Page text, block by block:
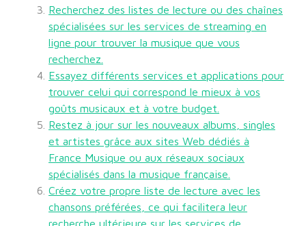
Recherchez des listes de lecture ou des chaînes
spécialisées sur les services de streaming en
ligne pour trouver la musique que vous
recherchez.
Essayez différents services et applications pour
trouver celui qui correspond le mieux à vos
goûts musicaux et à votre budget.
Restez à jour sur les nouveaux albums, singles
et artistes grâce aux sites Web dédiés à
France Musique ou aux réseaux sociaux
spécialisés dans la musique française.
Créez votre propre liste de lecture avec les
chansons préférées, ce qui facilitera leur
recherche ultérieure sur les services de